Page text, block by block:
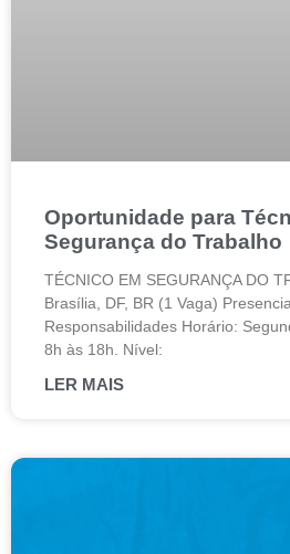
Oportunidade para
Segurança do Trabalho
TÉCNICO EM SEGURANÇA DO
Brasília, DF, BR (1 Vaga)
Responsabilidades Horário:
8h às 18h. Nível:
LER MAIS